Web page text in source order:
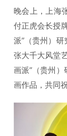
晚会上，上海
付正虎会长授
派”（贵州）
张大千大风堂
画派”（贵州
画作品，共同